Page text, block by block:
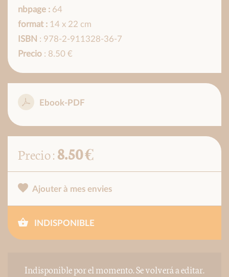
nbpage : 64
format : 14 x 22 cm
ISBN : 978-2-911328-36-7
Precio : 8.50 €
Ebook-PDF
Precio :8.50 €
Ajouter à mes envies
INDISPONIBLE
Indisponible por el momento. Se volverá a editar.